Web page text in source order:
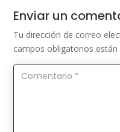
Enviar un
Tu dirección de correo
campos obligatorios